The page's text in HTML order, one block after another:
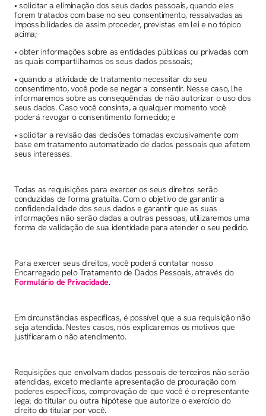
• solicitar a eliminação dos seus dados pessoais, quando eles
forem tratados com base no seu consentimento, ressalvadas as
impossibilidades de assim proceder, previstas em lei e no tópico
acima;
• obter informações sobre as entidades públicas ou privadas com
as quais compartilhamos os seus dados pessoais;
• quando a atividade de tratamento necessitar do seu
consentimento, você pode se negar a consentir. Nesse caso, lhe
informaremos sobre as consequências de não autorizar o uso dos
seus dados. Caso você consinta, a qualquer momento você
poderá revogar o consentimento fornecido; e
• solicitar a revisão das decisões tomadas exclusivamente com
base em tratamento automatizado de dados pessoais que afetem
seus interesses.
Todas as requisições para exercer os seus direitos serão
conduzidas de forma gratuita. Com o objetivo de garantir a
confidencialidade dos seus dados e garantir que as suas
informações não serão dadas a outras pessoas, utilizaremos uma
forma de validação de sua identidade para atender o seu pedido.
Para exercer seus direitos, você poderá contatar nosso
Encarregado pelo Tratamento de Dados Pessoais, através do
Formulário de Privacidade.
Em circunstâncias específicas, é possível que a sua requisição não
seja atendida. Nestes casos, nós explicaremos os motivos que
justificaram o não atendimento.
Requisições que envolvam dados pessoais de terceiros não serão
atendidas, exceto mediante apresentação de procuração com
poderes específicos, comprovação de que você é o representante
legal do titular ou outra hipótese que autorize o exercício do
direito do titular por você.